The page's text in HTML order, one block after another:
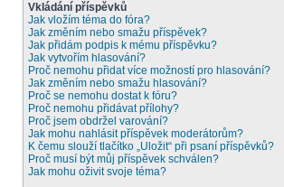
Vkládání příspěvků
Jak vložím téma do fóra?
Jak změním nebo smažu příspěvek?
Jak přidám podpis k mému příspěvku?
Jak vytvořím hlasování?
Proč nemohu přidat více možností pro hlasování?
Jak změním nebo smažu hlasování?
Proč se nemohu dostat k fóru?
Proč nemohu přidávat přílohy?
Proč jsem obdržel varování?
Jak mohu nahlásit příspěvek moderátorům?
K čemu slouží tlačítko „Uložit“ při psaní příspěvků?
Proč musí být můj příspěvek schválen?
Jak mohu oživit svoje téma?